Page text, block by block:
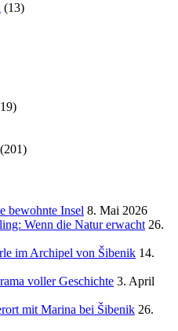
(13)
(201)
bewohnte Insel 8. Mai 2026
Wenn die Natur erwacht 26.
im Archipel von Šibenik 14.
voller Geschichte 3. April
mit Marina bei Šibenik 26.